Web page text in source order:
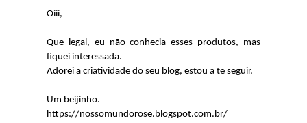
Oiii,
Que legal, eu não conhecia esses produtos, mas
fiquei interessada.
Adorei a criatividade do seu blog, estou a te seguir.
Um beijinho.
https://nossomundorose.blogspot.com.br/